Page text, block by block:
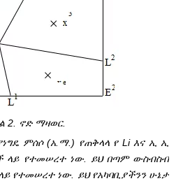
2. ኖድ ማዛወር.
ምሰሶ (አ.ማ.) የጠቅላላ የ Li እና ኢ ኢ
ላይ የተመሠረተ ነው. ይህ በጣም ውስብስብ
የተመሠረተ ነው. ይህ የአካባቢያችንን ሁኔታ